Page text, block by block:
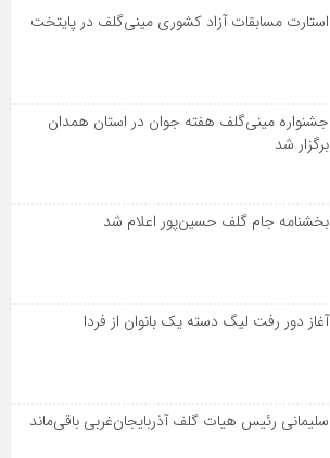
استارت مسابقات آزاد کشوری مینی‌گلف در پایتخت
جشنواره مینی‌گلف هفته جوان در استان همدان
برگزار شد
بخشنامه جام گلف حسین‌پور اعلام شد
آغاز دور رفت لیگ دسته یک بانوان از فردا
سلیمانی رئیس هیات گلف آذربایجان‌غربی باقی‌ماند